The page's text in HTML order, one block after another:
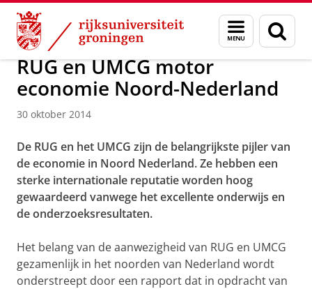
Skip
Content
Skip
Navigation
Menu
en
zoeken
Over ons Actueel Nieuws Nieuwsberichten
RUG en UMCG motor
economie Noord-Nederland
30 oktober 2014
De RUG en het UMCG zijn de belangrijkste pijler van
de economie in Noord Nederland. Ze hebben een
sterke internationale reputatie worden hoog
gewaardeerd vanwege het excellente onderwijs en
de onderzoeksresultaten.
Het belang van de aanwezigheid van RUG en UMCG
gezamenlijk in het noorden van Nederland wordt
onderstreept door een rapport dat in opdracht van